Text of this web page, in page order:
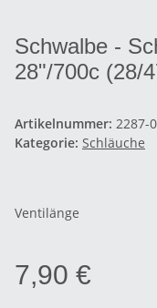
Schwalbe -
28"/700c (28/
Artikelnummer: 2287-
Kategorie: Schläuche
Ventilänge
7,90 €